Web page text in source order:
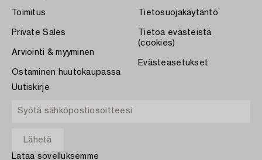
Toimitus
Private Sales
Arviointi & myyminen
Ostaminen huutokaupassa
Tietosuojakäytäntö
Tietoa evästeistä
(cookies)
Evästeasetukset
Uutiskirje
Lataa sovelluksemme